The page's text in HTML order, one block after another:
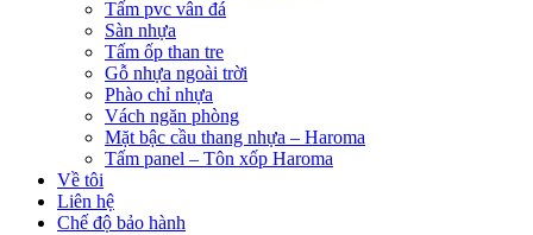
Tấm pvc vân đá
Sàn nhựa
Tấm ốp than tre
Gỗ nhựa ngoài trời
Phào chỉ nhựa
Vách ngăn phòng
Mặt bậc cầu thang nhựa – Haroma
Tấm panel – Tôn xốp Haroma
Về tôi
Liên hệ
Chế độ bảo hành